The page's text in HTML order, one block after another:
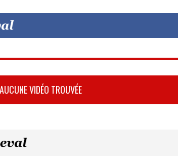
AUCUNE VIDÉO TROUVÉE